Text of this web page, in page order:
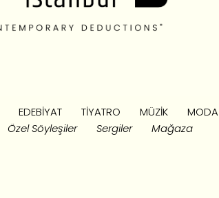
EDEBIYAT TIYATRO MÜZIK MODA
Özel Söyleşiler Sergiler Mağaza